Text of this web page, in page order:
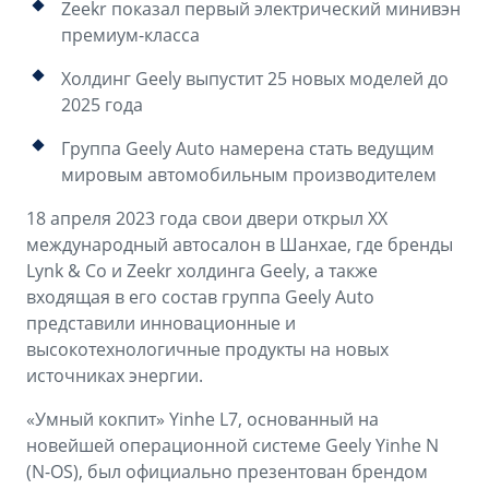
OKAVANGO
PREFACE
от 3 079 990 ₽*
GEELY EX5
от 3 769 990 ₽*
Аксессуары
ФИНАНСЫ И УСЛУГИ
Автокредит
Страхование
GEELY Лизинг
Советы по эксплуатации
ПОДДЕРЖКА
Помощь на дорогах
Сервисная книжка
Вопросы и ответы
Zeekr показал первый электрический минивэн
премиум-класса
Холдинг Geely выпустит 25 новых моделей до
2025 года
Группа Geely Auto намерена стать ведущим
мировым автомобильным производителем
18 апреля 2023 года свои двери открыл XX
международный автосалон в Шанхае, где бренды
Lynk & Co и Zeekr холдинга Geely, а также
входящая в его состав группа Geely Auto
представили инновационные и
высокотехнологичные продукты на новых
источниках энергии.
«Умный кокпит» Yinhe L7, основанный на
новейшей операционной системе Geely Yinhe N
(N-OS), был официально презентован брендом